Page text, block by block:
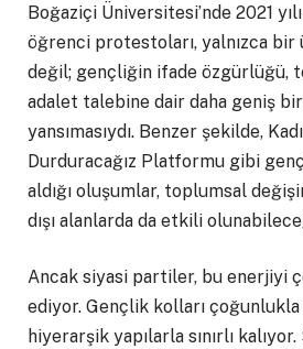
Boğaziçi Üniversitesi’nde 2021
öğrenci protestoları, yalnızca
değil; gençliğin ifade özgürlüğü,
adalet talebine dair daha geniş
yansımasıydı. Benzer şekilde,
Durduracağız Platformu gibi
aldığı oluşumlar, toplumsal
dışı alanlarda da etkili
Ancak siyasi partiler, bu enerjiyi
ediyor. Gençlik kolları
hiyerarşik yapılarla sınırlı